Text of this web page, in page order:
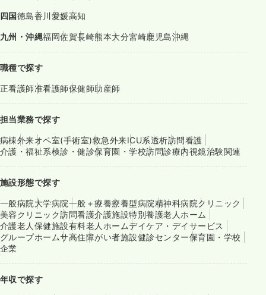
四国徳島香川愛媛高知
九州・沖縄福岡佐賀長崎熊本大分宮崎鹿児島沖縄
職種で探す
正看護師准看護師保健師助産師
担当業務で探す
病棟外来オペ室(手術室)救急外来ICU系透析訪問看護
介護・福祉系検診・健診保育園・学校訪問診療内視鏡治験関連
施設形態で探す
一般病院大学病院一般＋療養療養型病院精神科病院クリニック
美容クリニック訪問看護介護施設特別養護老人ホーム
介護老人保健施設有料老人ホームデイケア・デイサービス
グループホームサ高住障がい者施設健診センター保育園・学校
企業
年収で探す